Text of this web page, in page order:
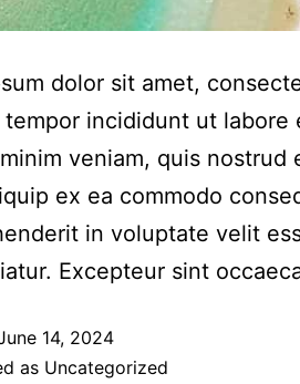
dolor sit amet,
tempor incididunt ut labore
veniam, quis
ex ea commodo
in voluptate velit
Excepteur sint
14, 2024
as Uncategorized